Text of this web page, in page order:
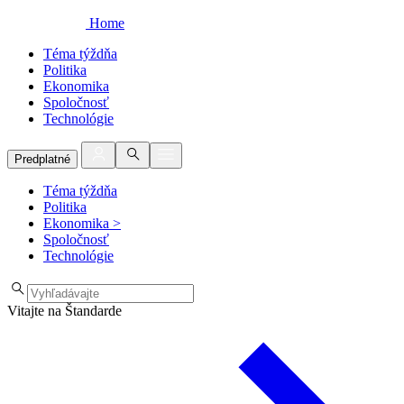
Home
Téma týždňa
Politika
Ekonomika
Spoločnosť
Technológie
Predplatné
Téma týždňa
Politika
Ekonomika >
Spoločnosť
Technológie
Vitajte na Štandarde